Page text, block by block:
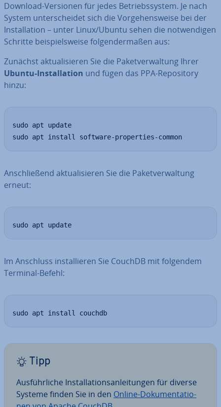
Download-Versionen für jedes Be­triebs­sys­tem. Je nach
System un­ter­schei­det sich die Vor­ge­hens­wei­se bei der
In­stal­la­ti­on – unter Linux/Ubuntu sehen die not­wen­di­gen
Schritte bei­spiels­wei­se fol­gen­der­ma­ßen aus:
Zunächst ak­tua­li­sie­ren Sie die Pa­ket­ver­wal­tung Ihrer
Ubuntu-In­stal­la­ti­on und fügen das PPA-Re­po­si­to­ry
hinzu:
sudo apt update
sudo apt install software-properties-common
An­schlie­ßend ak­tua­li­sie­ren Sie die Pa­ket­ver­wal­tung
erneut:
sudo apt update
Im Anschluss in­stal­lie­ren Sie CouchDB mit folgendem
Terminal-Befehl:
sudo apt install couchdb
Tipp
Aus­führ­li­che In­stal­la­ti­ons­an­lei­tun­gen für diverse
Systeme finden Sie in den Online-Do­ku­men­ta­tio­